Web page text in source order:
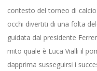
contesto del torneo di
occhi divertiti di una folta
guidata dal presidente
mito quale è Luca Vialli il
dapprima susseguirsi i